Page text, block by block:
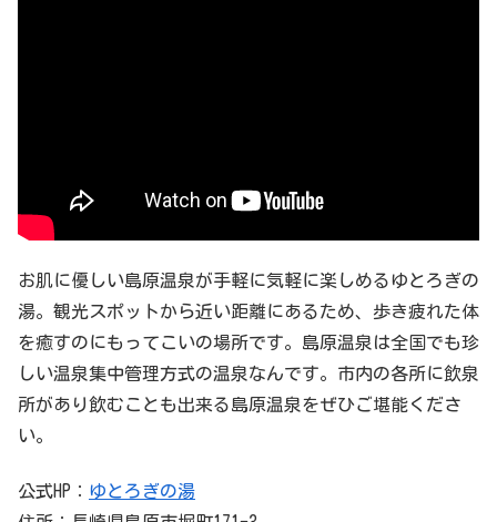
お肌に優しい島原温泉が手軽に気軽に楽しめるゆとろぎの
湯。観光スポットから近い距離にあるため、歩き疲れた体
を癒すのにもってこいの場所です。島原温泉は全国でも珍
しい温泉集中管理方式の温泉なんです。市内の各所に飲泉
所があり飲むことも出来る島原温泉をぜひご堪能くださ
い。
公式HP： ゆとろぎの湯